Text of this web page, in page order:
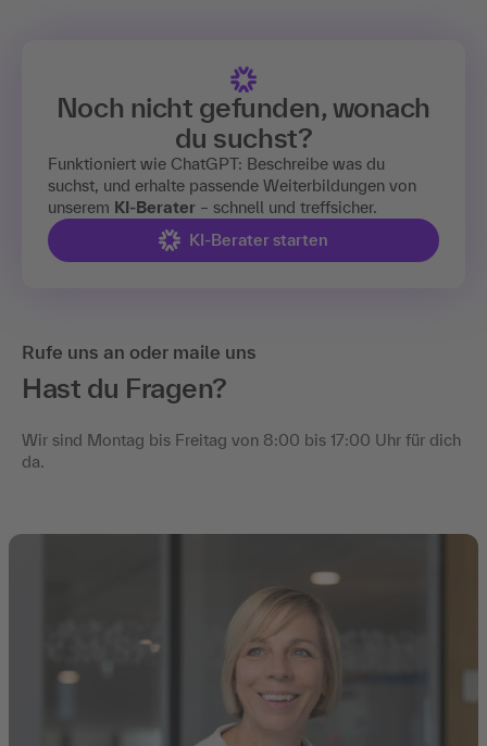
Noch nicht gefunden, wonach
du suchst?
Funktioniert wie ChatGPT: Beschreibe was du
suchst, und erhalte passende Weiterbildungen von
unserem KI-Berater – schnell und treffsicher.
KI-Berater starten
Rufe uns an oder maile uns
Hast du Fragen?
Wir sind Montag bis Freitag von 8:00 bis 17:00 Uhr für dich
da.